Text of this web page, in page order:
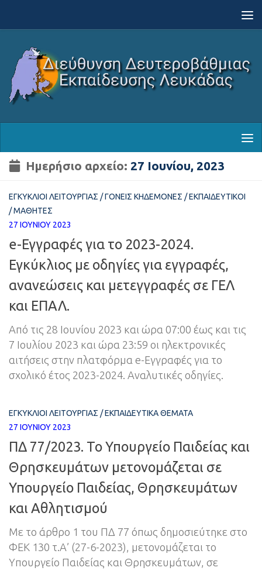
Ημερήσιο αρχείο: 27 Ιουνίου, 2023
ΕΓΚΎΚΛΙΟΙ ΛΕΙΤΟΥΡΓΊΑΣ /ΓΟΝΕΊΣ ΚΗΔΕΜΌΝΕΣ /ΕΚΠΑΙΔΕΥΤΙΚΟΊ
/ΜΑΘΗΤΈΣ
27 ΙΟΥΝΊΟΥ 2023
e-Εγγραφές για το 2023-2024.
Εγκύκλιος με οδηγίες για εγγραφές,
ανανεώσεις και μετεγγραφές σε ΓΕΛ
και ΕΠΑΛ.
Από τις 28 Ιουνίου 2023 και ώρα 07:00 έως και τις
7 Ιουλίου 2023 και ώρα 23:59 οι ηλεκτρονικές
αιτήσεις στην πλατφόρμα e-Εγγραφές για το
σχολικό έτος 2023-2024. Αναλυτικές οδηγίες.
ΕΓΚΎΚΛΙΟΙ ΛΕΙΤΟΥΡΓΊΑΣ /ΕΚΠΑΙΔΕΥΤΙΚΆ ΘΈΜΑΤΑ
27 ΙΟΥΝΊΟΥ 2023
ΠΔ 77/2023. Το Υπουργείο Παιδείας και
Θρησκευμάτων μετονομάζεται σε
Υπουργείο Παιδείας, Θρησκευμάτων
και Αθλητισμού
Με το άρθρο 1 του ΠΔ 77 όπως δημοσιεύτηκε στο
ΦΕΚ 130 τ.Α’ (27-6-2023), μετονομάζεται το
Υπουργείο Παιδείας και Θρησκευμάτων, σε